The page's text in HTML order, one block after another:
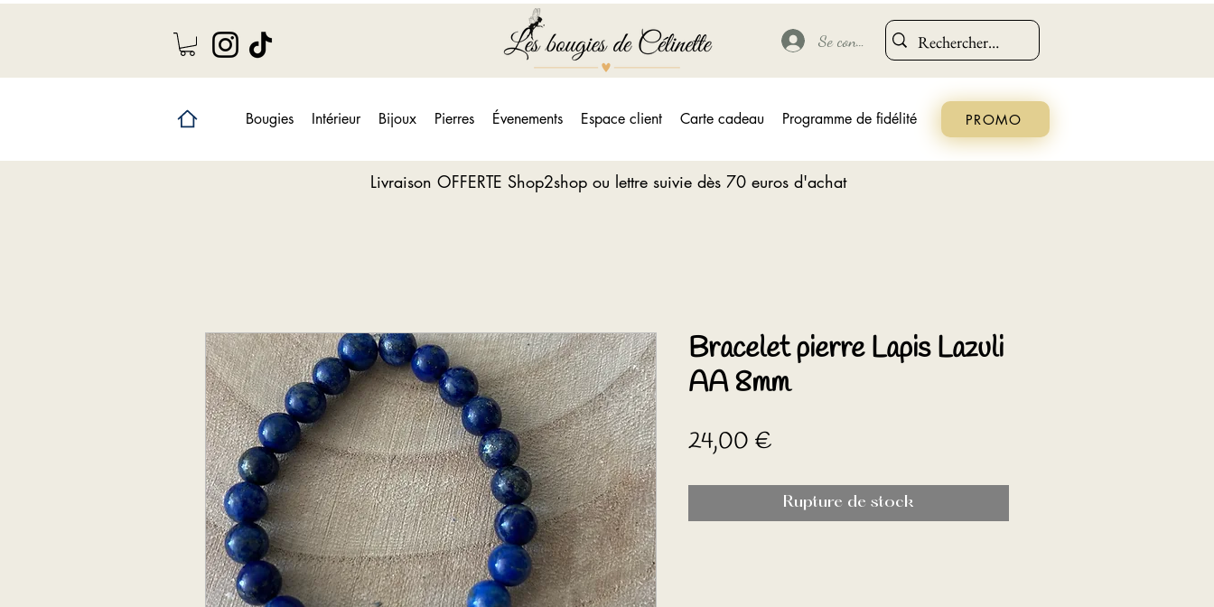
Se connecter
Bougies Intérieur Bijoux Pierres Évenements Espace client Carte cadeau Programme de fidélité PROMO
Livraison OFFERTE Shop2shop ou lettre suivie dès 70 euros d'achat
Bracelet pierre Lapis Lazuli
AA 8mm
24,00 €
Rupture de stock